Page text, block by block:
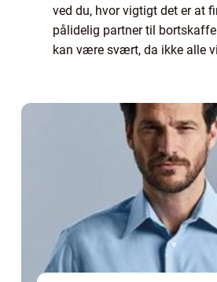
ved du, hvor vigtigt det er at
pålidelig partner til
kan være svært, da ikke alle